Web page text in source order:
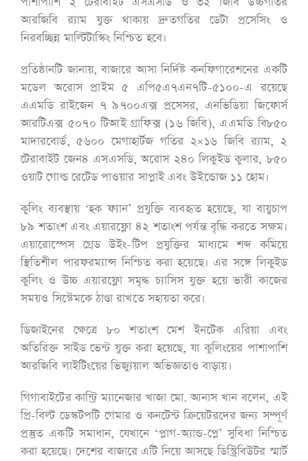
আরজিবি র‍্যাম যুক্ত থাকায় দ্রুতগতির ডেটা প্রসেসিং ও
নিরবচ্ছিন্ন মাল্টিটাস্কিং নিশ্চিত হবে।
প্রতিষ্ঠানটি জানায়, বাজারে আসা নির্দিষ্ট কনফিগারেশনের একটি
মডেল অরোস প্রাইম ৫ এপি৫এ৭এন৭টি-৫১০০-এ রয়েছে
এএমডি রাইজেন ৭ ৯৭০০এক্স প্রসেসর, এনভিডিয়া জিফোর্স
আরটিএক্স ৫০৭০ টিআই গ্রাফিক্স (১৬ জিবি), এএমডি বি৮৫০
মাদারবোর্ড, ৫৬০০ মেগাহার্টজ গতির ২×১৬ জিবি র‍্যাম, ২
টেরাবাইট জেন৪ এসএসডি, অরোস ২৪০ লিকুইড কুলার, ৮৫০
ওয়াট গোল্ড রেটেড পাওয়ার সাপ্লাই এবং উইন্ডোজ ১১ হোম।
কুলিং ব্যবস্থায় ‘হক ফ্যান’ প্রযুক্তি ব্যবহৃত হয়েছে, যা বায়ুচাপ
৮৯ শতাংশ এবং এয়ারফ্লো ৪২ শতাংশ পর্যন্ত বৃদ্ধি করতে সক্ষম।
এয়ারোস্পেস গ্রেড উইং-টিপ প্রযুক্তির মাধ্যমে শব্দ কমিয়ে
স্থিতিশীল পারফরম্যান্স নিশ্চিত করা হয়েছে। এর সঙ্গে লিকুইড
কুলিং ও উচ্চ এয়ারফ্লো সমৃদ্ধ চ্যাসিস যুক্ত হয়ে ভারী কাজের
সময়ও সিস্টেমকে ঠাণ্ডা রাখতে সহায়তা করে।
ডিজাইনের ক্ষেত্রে ৮০ শতাংশ মেশ ইনটেক এরিয়া এবং
অতিরিক্ত সাইড ভেন্ট যুক্ত করা হয়েছে, যা কুলিংয়ের পাশাপাশি
আরজিবি লাইটিংয়ের ভিজ্যুয়াল অভিজ্ঞতাও বাড়ায়।
গিগাবাইটের কান্ট্রি ম্যানেজার খাজা মো. আনাস খান বলেন, এই
প্রি-বিল্ট ডেস্কটপটি গেমার ও কনটেন্ট ক্রিয়েটরদের জন্য সম্পূর্ণ
প্রস্তুত একটি সমাধান, যেখানে ‘প্লাগ-অ্যান্ড-প্লে’ সুবিধা নিশ্চিত
করা হয়েছে। দেশের বাজারে এটি নিয়ে আসছে ডিস্ট্রিবিউটর স্মার্ট